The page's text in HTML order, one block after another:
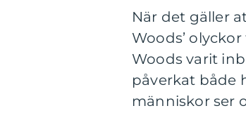
När det gäller
Woods’
Woods varit
påverkat både
människor ser